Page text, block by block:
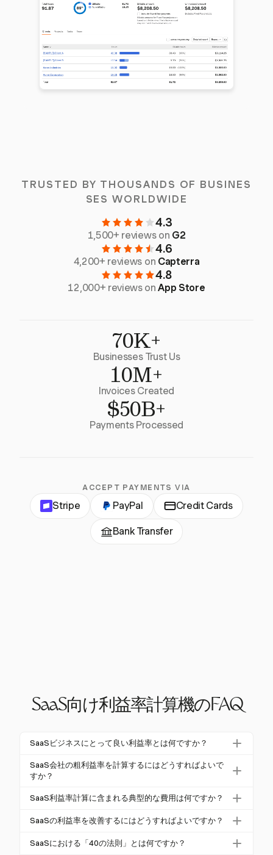
TRUSTED BY THOUSANDS OF BUSINES
SES WORLDWIDE
4.3
1,500+ reviews on G2
4.6
4,200+ reviews on Capterra
4.8
12,000+ reviews onApp Store
70K+
Businesses Trust Us
10M+
Invoices Created
$50B+
Payments Processed
ACCEPT PAYMENTS VIA
Stripe PayPal Credit Cards
Bank Transfer
SaaS向け利益率計算機のFAQ
SaaSビジネスにとって良い利益率とは何ですか？
SaaSビジネスにとって良い利益率は、一般的に粗利
益率が75％以上であり、トップパフォーマーは80％
0％から30％の範囲で、エリートパフォーマーは3
5％を超えます。
SaaS会社の粗利益率を計算するにはどうすればよいで
すか？
粗利益率を計算するには、総収入から売上原価（CO
ます。この計算式は、直接コストを超える収入の割
SaaS利益率計算に含まれる典型的な費用は何ですか？
SaaS利益率計算に含まれる典型的な費用には、ホス
ポート、ソフトウェア開発、決済処理手数料が含ま
SaaSの利益率を改善するにはどうすればよいですか？
SaaSの利益率を改善するには、業務効率の最適化、
SaaSにおける「40の法則」とは何ですか？